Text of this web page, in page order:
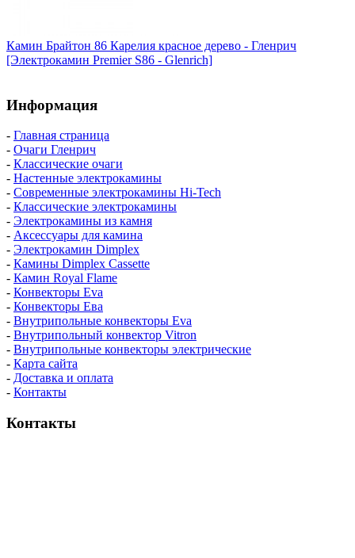
Камин Брайтон 86 Карелия красное дерево - Гленрич
[Электрокамин Premier S86 - Glenrich]
Информация
- Главная страница
- Очаги Гленрич
- Классические очаги
- Настенные электрокамины
- Современные электрокамины Hi-Tech
- Классические электрокамины
- Электрокамины из камня
- Аксессуары для камина
- Электрокамин Dimplex
- Камины Dimplex Cassette
- Камин Royal Flame
- Конвекторы Eva
- Конвекторы Ева
- Внутрипольные конвекторы Eva
- Внутрипольный конвектор Vitron
- Внутрипольные конвекторы электрические
- Карта сайта
- Доставка и оплата
- Контакты
Контакты